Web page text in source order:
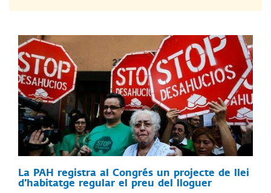
La PAH registra al Congrés un projecte de llei
d’habitatge regular el preu del lloguer